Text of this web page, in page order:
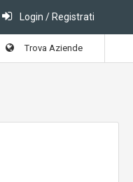
Login / Registrati
Trova Aziende